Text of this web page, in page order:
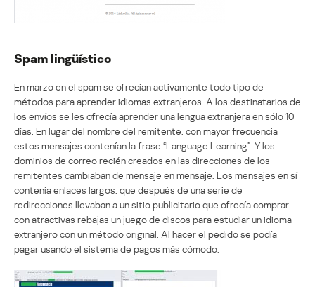
Spam lingüístico
En marzo en el spam se ofrecían activamente todo tipo de
métodos para aprender idiomas extranjeros. A los destinatarios de
los envíos se les ofrecía aprender una lengua extranjera en sólo 10
días. En lugar del nombre del remitente, con mayor frecuencia
estos mensajes contenían la frase “Language Learning”. Y los
dominios de correo recién creados en las direcciones de los
remitentes cambiaban de mensaje en mensaje. Los mensajes en sí
contenía enlaces largos, que después de una serie de
redirecciones llevaban a un sitio publicitario que ofrecía comprar
con atractivas rebajas un juego de discos para estudiar un idioma
extranjero con un método original. Al hacer el pedido se podía
pagar usando el sistema de pagos más cómodo.